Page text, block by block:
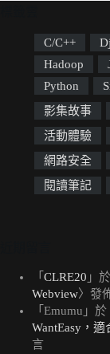
C/C++
Hadoop
Python
影集故事
活動體驗
網路安全
閱讀筆記
「 CLRE20 」
Webview〉發
「 Emumu 」於
WantEasy，
言